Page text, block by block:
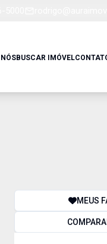
BUSCAR IMÓVEL
MEUS